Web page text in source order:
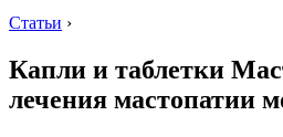
Статьи ›
Капли и таблетки
лечения мастопатии